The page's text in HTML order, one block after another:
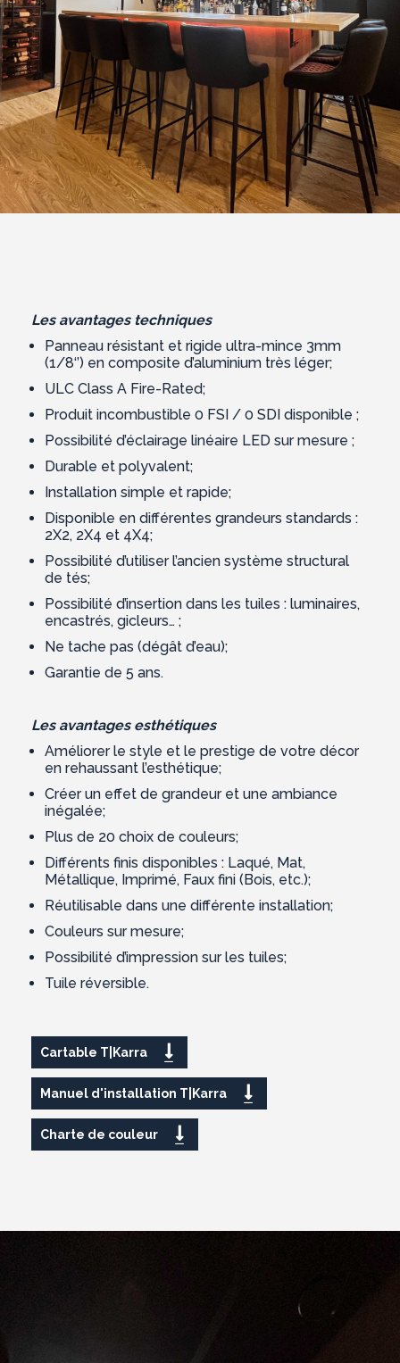
Les avantages techniques
Panneau résistant et rigide ultra-mince 3mm
(1/8‘’) en composite d’aluminium très léger;
ULC Class A Fire-Rated;
Produit incombustible 0 FSI / 0 SDI disponible ;
Possibilité d’éclairage linéaire LED sur mesure ;
Durable et polyvalent;
Installation simple et rapide;
Disponible en différentes grandeurs standards :
2X2, 2X4 et 4X4;
Possibilité d’utiliser l’ancien système structural
de tés;
Possibilité d’insertion dans les tuiles : luminaires,
encastrés, gicleurs… ;
Ne tache pas (dégât d’eau);
Garantie de 5 ans.
Les avantages esthétiques
Améliorer le style et le prestige de votre décor
en rehaussant l’esthétique;
Créer un effet de grandeur et une ambiance
inégalée;
Plus de 20 choix de couleurs;
Différents finis disponibles : Laqué, Mat,
Métallique, Imprimé, Faux fini (Bois, etc.);
Réutilisable dans une différente installation;
Couleurs sur mesure;
Possibilité d’impression sur les tuiles;
Tuile réversible.
Cartable T|Karra
Manuel d'installation T|Karra
Charte de couleur